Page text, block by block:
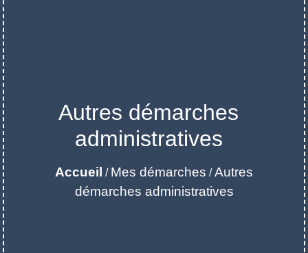
Autres démarches
administratives
Accueil / Mes démarches /Autres
démarches administratives